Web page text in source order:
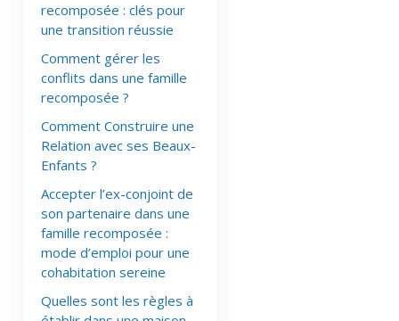
recomposée : clés pour
une transition réussie
Comment gérer les
conflits dans une famille
recomposée ?
Comment Construire une
Relation avec ses Beaux-
Enfants ?
Accepter l’ex-conjoint de
son partenaire dans une
famille recomposée :
mode d’emploi pour une
cohabitation sereine
Quelles sont les règles à